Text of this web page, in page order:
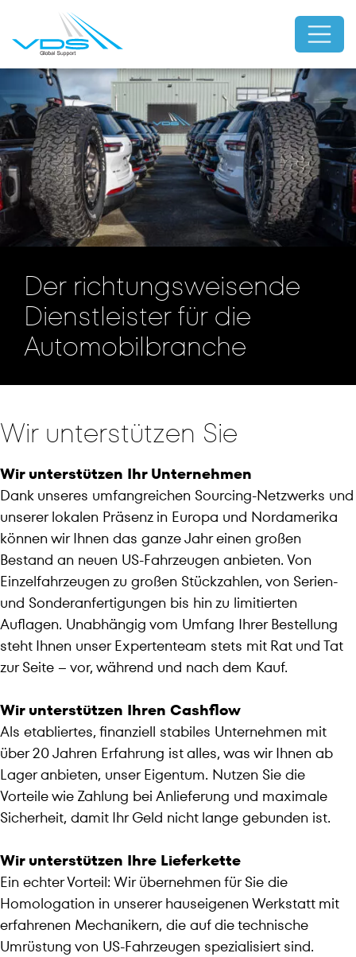
Der richtungsweisende
Dienstleister für die
Automobilbranche
Wir unterstützen Sie
Wir unterstützen Ihr Unternehmen
Dank unseres umfangreichen Sourcing-Netzwerks und
unserer lokalen Präsenz in Europa und Nordamerika
können wir Ihnen das ganze Jahr einen großen
Bestand an neuen US-Fahrzeugen anbieten. Von
Einzelfahrzeugen zu großen Stückzahlen, von Serien-
und Sonderanfertigungen bis hin zu limitierten
Auflagen. Unabhängig vom Umfang Ihrer Bestellung
steht Ihnen unser Expertenteam stets mit Rat und Tat
zur Seite – vor, während und nach dem Kauf.
Wir unterstützen Ihren Cashflow
Als etabliertes, finanziell stabiles Unternehmen mit
über 20 Jahren Erfahrung ist alles, was wir Ihnen ab
Lager anbieten, unser Eigentum. Nutzen Sie die
Vorteile wie Zahlung bei Anlieferung und maximale
Sicherheit, damit Ihr Geld nicht lange gebunden ist.
Wir unterstützen Ihre Lieferkette
Ein echter Vorteil: Wir übernehmen für Sie die
Homologation in unserer hauseigenen Werkstatt mit
erfahrenen Mechanikern, die auf die technische
Umrüstung von US-Fahrzeugen spezialisiert sind.